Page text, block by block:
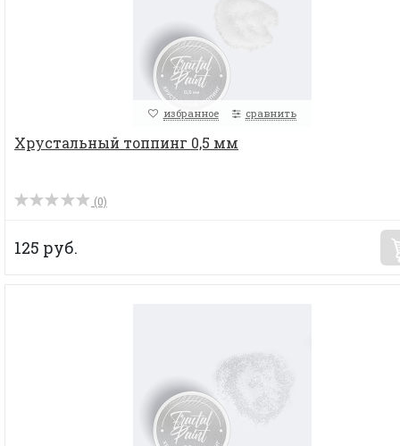
избранное сравнить
Хрустальный топпинг 0,5 мм
(0)
125 руб.